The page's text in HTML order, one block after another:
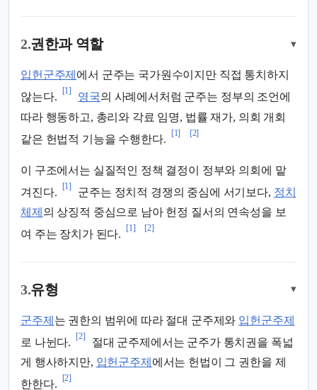
2.권한과 역할 ▾
입헌군주제 에서 군주는 국가원수이지만 직접 통치하지
않는다.
[1]
영국의 사례에서처럼 군주는 정부의 조언에
따라 행동하고, 총리와 각료 임명, 법률 재가, 의회 개회
같은 헌법적 기능을 수행한다.
[1] [2]
이 구조에서는 실질적인 정책 결정이 정부와 의회에 맡
겨진다.
[1]
군주는 정치적 경쟁의 중심에 서기보다, 정치
체제 의 상징적 중심으로 남아 헌정 질서의 연속성을 보
여 주는 장치가 된다.
[1] [2]
3.유형 ▾
군주제 는 권한의 범위에 따라 절대 군주제와 입헌군주제
로 나뉜다.
[2]
절대 군주제에서는 군주가 통치권을 폭넓
게 행사하지만, 입헌군주제 에서는 헌법이 그 권한을 제
한한다.
[2]